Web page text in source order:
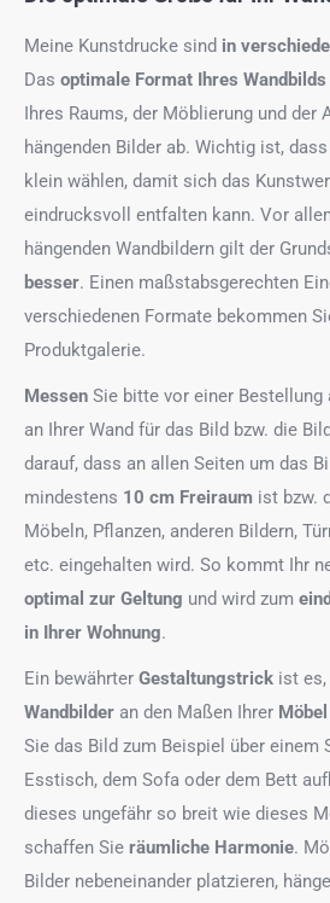
Meine Kunstdrucke sind in
Das optimale Format Ihres Wandbilds
Ihres Raums, der Möblierung und der
hängenden Bilder ab. Wichtig ist,
klein wählen, damit sich das
eindrucksvoll entfalten kann. Vor
hängenden Wandbildern gilt der
besser. Einen maßstabsgerechten
verschiedenen Formate bekommen
Produktgalerie.
Messen Sie bitte vor einer Bestellung
an Ihrer Wand für das Bild bzw. die
darauf, dass an allen Seiten um das
mindestens 10 cm Freiraum ist bzw.
Möbeln, Pflanzen, anderen Bildern,
etc. eingehalten wird. So kommt Ihr
optimal zur Geltung und wird zum
in Ihrer Wohnung.
Ein bewährter Gestaltungstrick ist
Wandbilder an den Maßen Ihrer
Sie das Bild zum Beispiel über einem
Esstisch, dem Sofa oder dem Bett
dieses ungefähr so breit wie dieses
schaffen Sie räumliche Harmonie.
Bilder nebeneinander platzieren,